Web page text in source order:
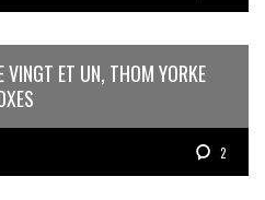
ET UN, THOM YORKE
2